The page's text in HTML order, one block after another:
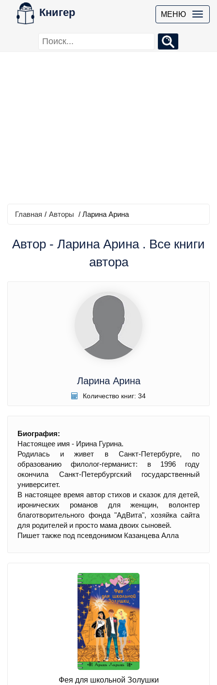
Книгер МЕНЮ
Главная / Авторы / Ларина Арина
Автор - Ларина Арина . Все книги
автора
Ларина Арина
Количество книг: 34
Биография:
Настоящее имя - Ирина Гурина.
Родилась и живет в Санкт-Петербурге, по
образованию филолог-германист: в 1996 году
окончила Санкт-Петербургский государственный
университет.
В настоящее время автор стихов и сказок для детей,
иронических романов для женщин, волонтер
благотворительного фонда "АдВита", хозяйка сайта
для родителей и просто мама двоих сыновей.
Пишет также под псевдонимом Казанцева Алла
Фея для школьной Золушки